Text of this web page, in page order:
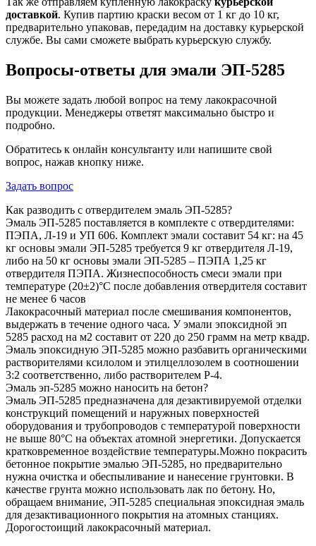
доставкой. Купив партию краски весом от 1 кг до 10 кг,
предварительно упаковав, передадим на доставку курьерской
службе. Вы сами сможете выбрать курьерскую службу.
Вопросы-ответы для эмали ЭП-5285
Вы можете задать любой вопрос на тему лакокрасочной
продукции. Менеджеры ответят максимально быстро и
подробно.
Обратитесь к онлайн консультанту или напишите свой
вопрос, нажав кнопку ниже.
Задать вопрос
Как разводить с отвердителем эмаль ЭП-5285?
Эмаль ЭП-5285 поставляется в комплекте с отвердителями:
ПЭПА, Л-19 и УП 606. Комплект эмали составит 54 кг: на 45
кг основы эмали ЭП-5285 требуется 9 кг отвердителя Л-19,
либо на 50 кг основы эмали ЭП-5285 – ПЭПА 1,25 кг
отвердителя ПЭПА. Жизнеспособность смеси эмали при
температуре (20±2)°С после добавления отвердителя составит
не менее 6 часов
Лакокрасочный материал после смешивания компонентов,
выдержать в течение одного часа. У эмали эпоксидной эп
5285 расход на м2 составит от 220 до 250 грамм на метр квадр.
Эмаль эпоксидную ЭП-5285 можно разбавить органическими
растворителями ксилолом и этилцеллозолем в соотношении
3:2 соответственно, либо растворителем Р-4.
Эмаль эп-5285 можно наносить на бетон?
Эмаль ЭП-5285 предназначена для дезактивируемой отделки
конструкций помещений и наружных поверхностей
оборудования и трубопроводов с температурой поверхности
не выше 80°С на объектах атомной энергетики. Допускается
кратковременное воздействие температуры.Можно покрасить
бетонное покрытие эмалью ЭП-5285, но предварительно
нужна очистка и обеспыливание и нанесение грунтовки. В
качестве грунта можно использовать лак по бетону. Но,
обращаем внимание, ЭП-5285 специальная эпоксидная эмаль
для дезактивационного покрытия на атомных станциях.
Дорогостоищий лакокрасочный материал.